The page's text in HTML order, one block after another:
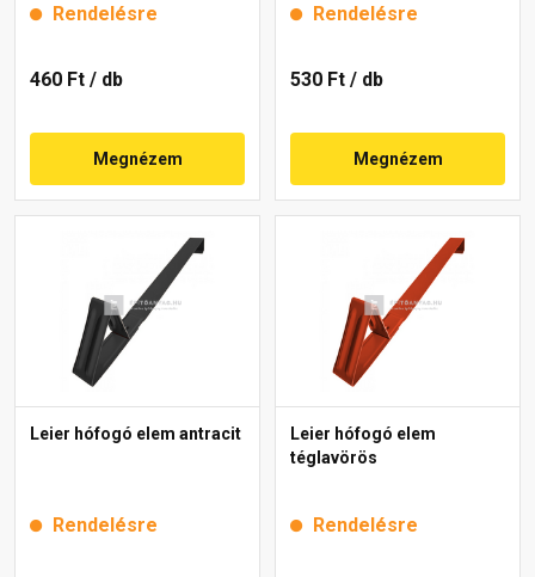
Rendelésre
460 Ft / db
Megnézem
Rendelésre
530 Ft / db
Megnézem
Leier hófogó elem antracit
Rendelésre
Leier hófogó elem
téglavörös
Rendelésre